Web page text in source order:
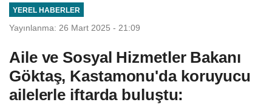
YEREL HABERLER
Yayınlanma: 26 Mart 2025 - 21:09
Aile ve Sosyal Hizmetler Bakanı
Göktaş, Kastamonu'da koruyucu
ailelerle iftarda buluştu: